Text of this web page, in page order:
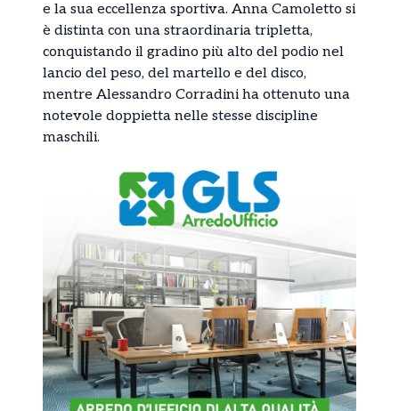
e la sua eccellenza sportiva. Anna Camoletto si
è distinta con una straordinaria tripletta,
conquistando il gradino più alto del podio nel
lancio del peso, del martello e del disco,
mentre Alessandro Corradini ha ottenuto una
notevole doppietta nelle stesse discipline
maschili.